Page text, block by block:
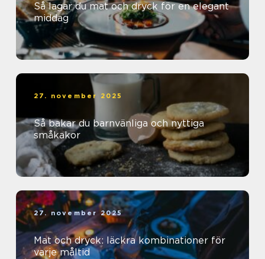
Så lagar du mat och dryck för en elegant
middag
27. november 2025
Så bakar du barnvänliga och nyttiga
småkakor
27. november 2025
Mat och dryck: läckra kombinationer för
varje måltid